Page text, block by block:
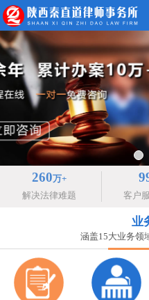
260万+
解决法律难题
客户
业
涵盖15大业务领